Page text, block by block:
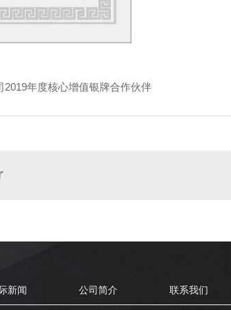
年度核心增值银牌合作伙伴
新闻 公司简介 联系我们